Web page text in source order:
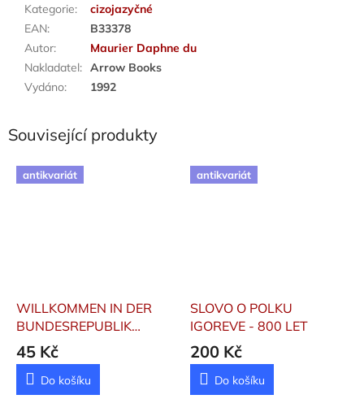
Kategorie:
cizojazyčné
EAN:
B33378
Autor:
Maurier Daphne du
Nakladatel: Arrow Books
Vydáno: 1992
Související produkty
antikvariát
WILLKOMMEN IN DER
BUNDESREPUBLIK
DEUTSCHLAND
45 Kč
Do košíku
antikvariát
SLOVO O POLKU
IGOREVE - 800 LET
200 Kč
Do košíku